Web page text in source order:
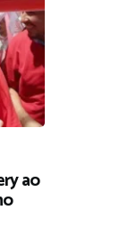
ao